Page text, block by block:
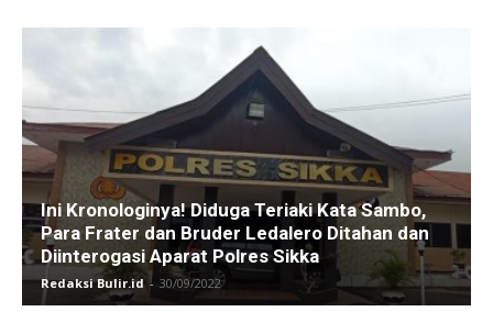
Ini Kronologinya! Diduga Teriaki Kata Sambo,
Para Frater dan Bruder Ledalero Ditahan dan
Diinterogasi Aparat Polres Sikka
Redaksi Bulir.id - 30/09/2022